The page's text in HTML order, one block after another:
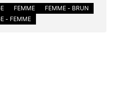
FEMME
FEMME - BRUN
- FEMME